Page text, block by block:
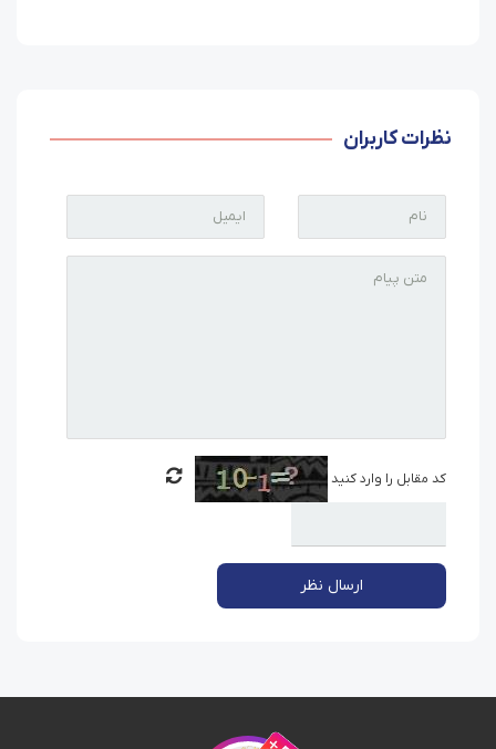
نظرات کاربران
کد مقابل را وارد کنید
ارسال نظر